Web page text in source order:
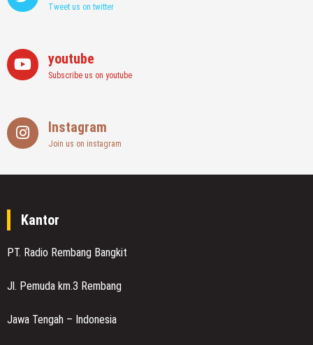
Tweet us on twitter
youtube
Subscribe us on youtube
Instagram
Join us on instagram
Kantor
PT. Radio Rembang Bangkit
Jl. Pemuda km.3 Rembang
Jawa Tengah – Indonesia